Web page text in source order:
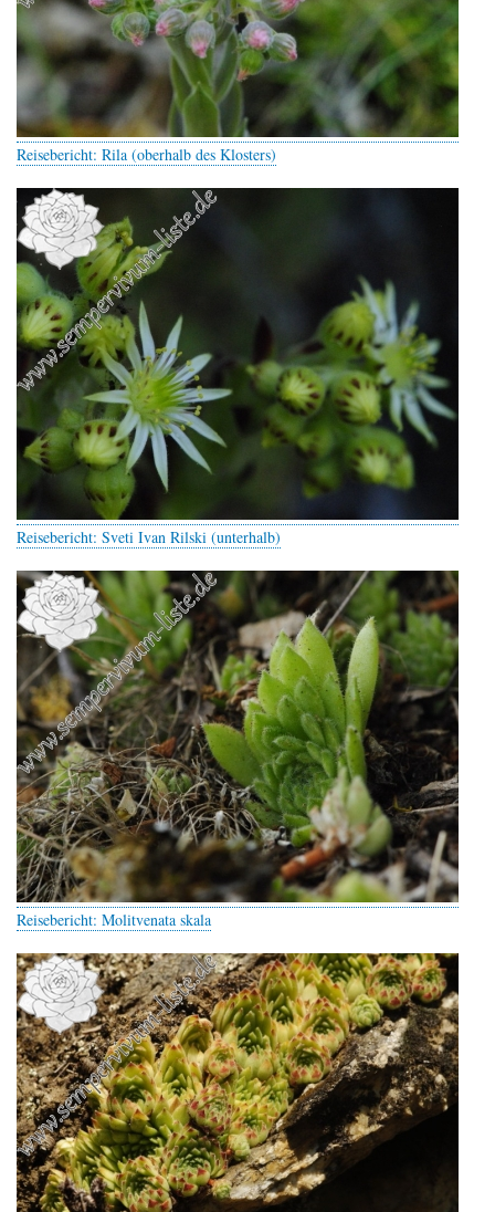
Reisebericht: Rila (oberhalb des Klosters)
Reisebericht: Sveti Ivan Rilski (unterhalb)
Reisebericht: Molitvenata skala